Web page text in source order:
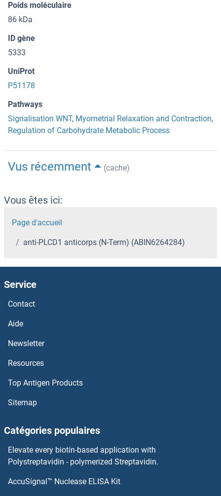
Poids moléculaire
86 kDa
ID gène
5333
UniProt
P51178
Pathways
Signalisation WNT, Myometrial Relaxation and Contraction,
Regulation of Carbohydrate Metabolic Process
Vus récemment (cache)
Vous êtes ici:
Page d'accueil
anti-PLCD1 anticorps (N-Term) (ABIN6264284)
Service
Contact
Aide
Newsletter
Resources
Top Antigen Products
Sitemap
Catégories populaires
Elevate every biotin-based application with
Polystreptavidin - polymerized Streptavidin.
AccuSignal™ Nuclease ELISA Kit